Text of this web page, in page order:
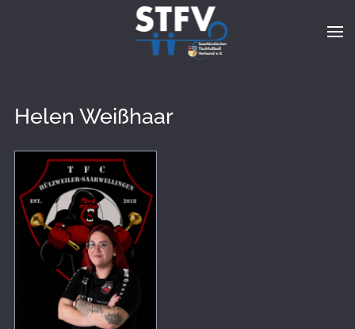
Zum Hauptinhalt springen
Helen Weißhaar